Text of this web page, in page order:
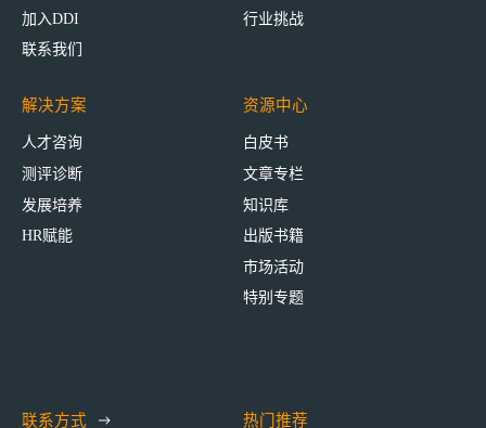
加入DDI
联系我们
行业挑战
解决方案
人才咨询
测评诊断
发展培养
HR赋能
资源中心
白皮书
文章专栏
知识库
出版书籍
市场活动
特别专题
联系方式 热门推荐